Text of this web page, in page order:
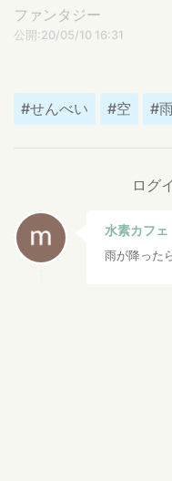
ファンタジー
公開:20/05/10 16:31
#せんべい #空 #
ログ
水素カフェ
雨が降った